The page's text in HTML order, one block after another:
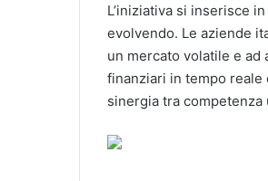
L’iniziativa si inserisce
evolvendo. Le aziende
un mercato volatile e
finanziari in tempo
sinergia tra